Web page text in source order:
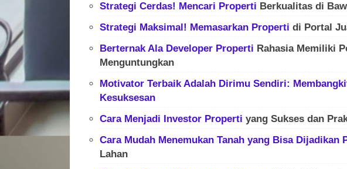
Strategi Cerdas! Mencari Properti Berkualitas di
Strategi Maksimal! Memasarkan Properti di Portal
Berternak Ala Developer Properti Rahasia Memiliki
Menguntungkan
Motivator Terbaik Adalah Dirimu Sendiri:
Kesuksesan
Cara Menjadi Investor Properti yang Sukses dan
Cara Mudah Menemukan Tanah yang Bisa Dijadikan
Lahan